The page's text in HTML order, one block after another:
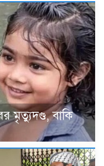
মৃত্যুদণ্ড, বাকি